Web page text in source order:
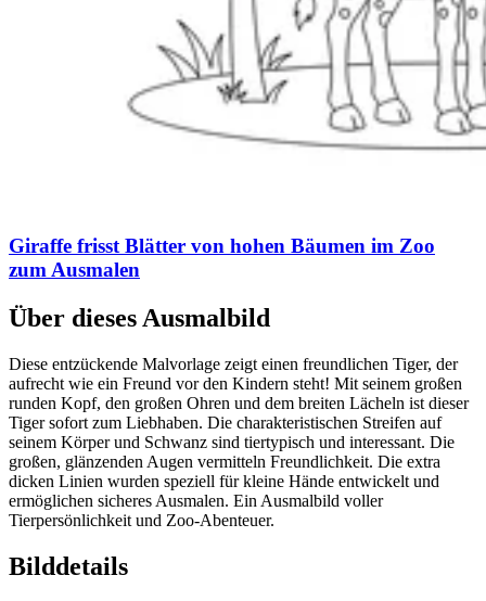
Giraffe frisst Blätter von hohen Bäumen im Zoo
zum Ausmalen
Über dieses Ausmalbild
Diese entzückende Malvorlage zeigt einen freundlichen Tiger, der
aufrecht wie ein Freund vor den Kindern steht! Mit seinem großen
runden Kopf, den großen Ohren und dem breiten Lächeln ist dieser
Tiger sofort zum Liebhaben. Die charakteristischen Streifen auf
seinem Körper und Schwanz sind tiertypisch und interessant. Die
großen, glänzenden Augen vermitteln Freundlichkeit. Die extra
dicken Linien wurden speziell für kleine Hände entwickelt und
ermöglichen sicheres Ausmalen. Ein Ausmalbild voller
Tierpersönlichkeit und Zoo-Abenteuer.
Bilddetails